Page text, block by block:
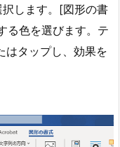
します。[図形の書
る色を選びます。テ
はタップし、効果を